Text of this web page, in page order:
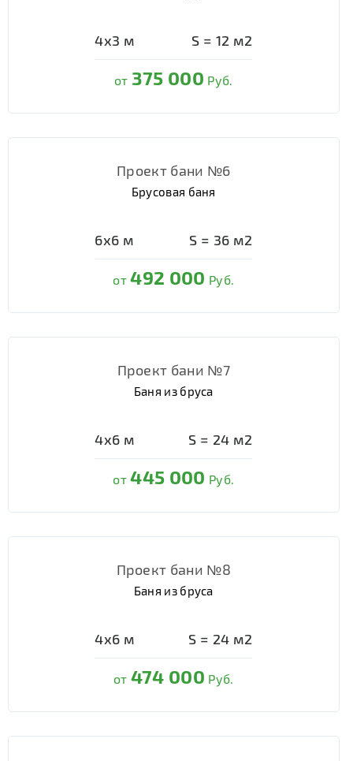
4х3 м S = 12 м2
от 375 000 Руб.
Проект бани №6
Брусовая баня
6х6 м S = 36 м2
от492 000 Руб.
Проект бани №7
Баня из бруса
4х6 м S = 24 м2
от445 000 Руб.
Проект бани №8
Баня из бруса
4х6 м S = 24 м2
от 474 000 Руб.